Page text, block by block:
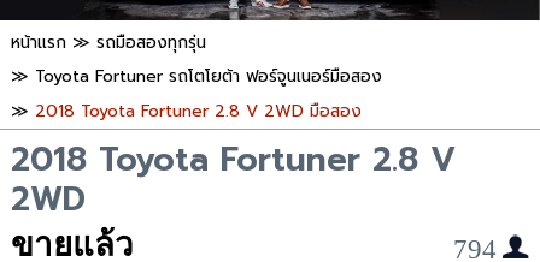
หน้าแรก ≫ รถมือสองทุกรุ่น
≫ Toyota Fortuner รถโตโยต้า ฟอร์จูนเนอร์มือสอง
≫ 2018 Toyota Fortuner 2.8 V 2WD มือสอง
2018 Toyota Fortuner 2.8 V
2WD
ขายแล้ว 794